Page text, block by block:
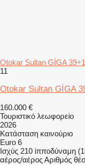
Otokar Sultan GİGA 39+1
11
Otokar Sultan GİGA
160.000 €
Τουριστικό λεωφορείο
2026
Κατάσταση καινούριο
Euro 6
Ισχύς 210 ίπποδύναμη
αέρος/αέροςΑριθμός